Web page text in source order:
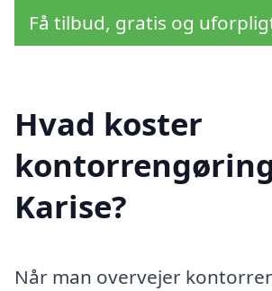
Få tilbud, gratis og
Hvad koster
Karise?
Når man overvejer